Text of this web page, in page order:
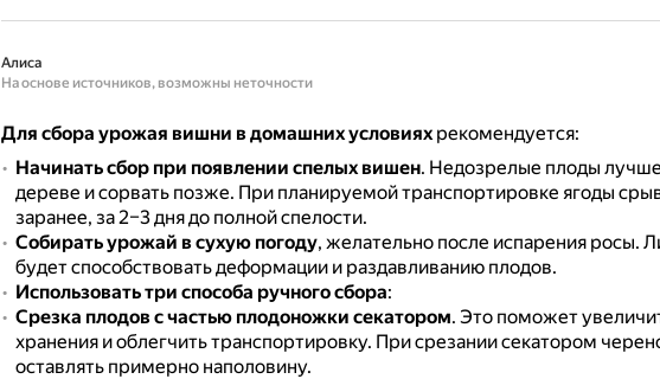
Алиса
На основе источников, возможны неточности
Для сбора урожая вишни в домашних условияхрекомендуется:
Начинать сбор при появлении спелых вишен. Недозрелые плоды лучше
дереве и сорвать позже. При планируемой транспортировке ягоды
заранее, за 2–3 дня до полной спелости.
Собирать урожай в сухую погоду, желательно после испарения росы.
будет способствовать деформации и раздавливанию плодов.
Использовать три способа ручного сбора:
Срезка плодов с частью плодоножки секатором. Это поможет
хранения и облегчить транспортировку. При срезании секатором
оставлять примерно наполовину.